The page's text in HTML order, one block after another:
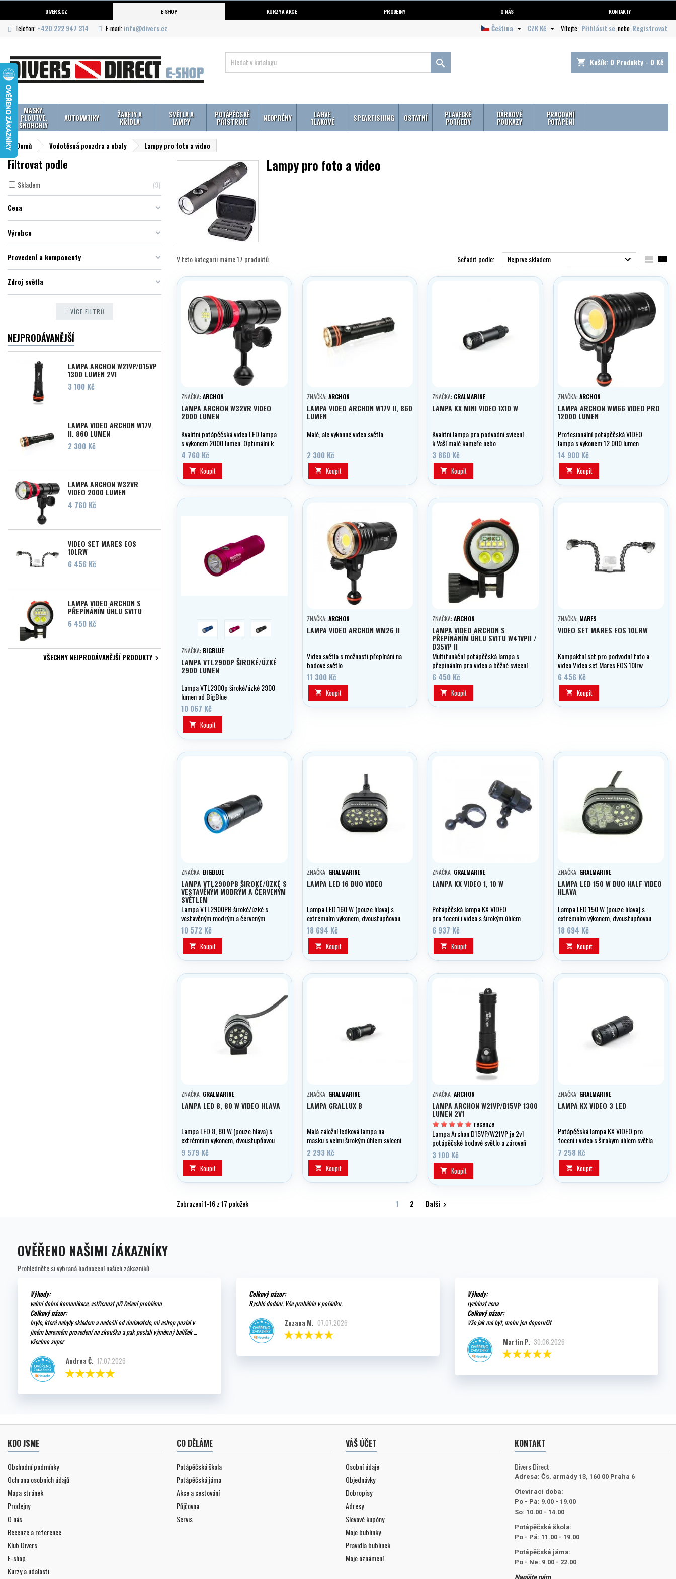
DIVERS.CZ E-SHOP KURZY A AKCE PRODEJNY O NÁS KONTAKTY
Telefon: +420 222 947 314 E-mail: info@divers.cz Vítejte, Přihlásit se nebo Registrovat
CZK Kč 
Čeština 
shopping_cart Košík: 0 Produkty - 0 Kč

MASKY,
PLOUTVE,
ŠNORCHLY
AUTOMATIKY ŽAKETY A
KŘÍDLA
SVĚTLA A
LAMPY
POTÁPĚČSKÉ
PŘÍSTROJE NEOPRÉNY LAHVE
TLAKOVÉ SPEARFISHING OSTATNÍ PLAVECKÉ
POTŘEBY
DÁRKOVÉ
POUKAZY
PRACOVNÍ
POTÁPĚNÍ
Domů Vodotěsná pouzdra a obaly Lampy pro foto a video
Filtrovat podle
Skladem 9
Cena
Výrobce
Provedení a komponenty
Zdroj světla
VÍCE FILTRŮ
NEJPRODÁVANĚJŠÍ
LAMPA ARCHON W21VP/D15VP
1300 LUMEN 2V1
Cena
3 100 Kč
LAMPA VIDEO ARCHON W17V
II, 860 LUMEN
Cena
2 300 Kč
LAMPA ARCHON W32VR
VIDEO 2000 LUMEN
Cena
4 760 Kč
VIDEO SET MARES EOS
10LRW
Cena
6 456 Kč
LAMPA VIDEO ARCHON S
PŘEPÍNÁNÍM ÚHLU SVITU
W41VPII / D35VP II
Cena
6 450 Kč
VŠECHNY NEJPRODÁVANĚJŠÍ PRODUKTY 
Lampy pro foto a video
V této kategorii máme 17 produktů. Seřadit podle: Nejprve skladem   
ZNAČKA: ARCHON
LAMPA ARCHON W32VR VIDEO
2000 LUMEN
Kvalitní potápěčská video LED lampa
s výkonem 2000 lumen. Optimální k
akční kameře nebo kompaktu.
4 760 Kč
 Koupit
ZNAČKA: ARCHON
LAMPA VIDEO ARCHON W17V II, 860
LUMEN
Malé, ale výkonné video světlo
2 300 Kč
 Koupit
ZNAČKA: GRALMARINE
LAMPA KX MINI VIDEO 1X10 W
Kvalitní lampa pro podvodní svícení
k Vaší malé kameře nebo
fotoaparátu.
3 860 Kč
 Koupit
ZNAČKA: ARCHON
LAMPA ARCHON WM66 VIDEO PRO
12000 LUMEN
Profesionální potápěčská VIDEO
lampa s výkonem 12 000 lumen
optimálním úhlem 110 st , napájená
Li-Ion akumulátorem s nabíječkou a
úchyty na ramena YS a kuličku.
14 900 Kč
 Koupit
modrá růžová černá
ZNAČKA: BIGBLUE
LAMPA VTL2900P ŠIROKÉ/ÚZKÉ
2900 LUMEN
Lampa VTL2900p široké/úzké 2900
lumen od BigBlue
10 067 Kč
 Koupit
ZNAČKA: ARCHON
LAMPA VIDEO ARCHON WM26 II
Video světlo s možností přepínání na
bodové světlo
11 300 Kč
 Koupit
ZNAČKA: ARCHON
LAMPA VIDEO ARCHON S
PŘEPÍNÁNÍM ÚHLU SVITU W41VPII /
D35VP II
Multifunkční potápěčská lampa s
přepínáním pro video a běžné svícení
o výkonu 2600 lumen
6 450 Kč
 Koupit
ZNAČKA: MARES
VIDEO SET MARES EOS 10LRW
Kompaktní set pro podvodní foto a
video Video set Mares EOS 10lrw
6 456 Kč
 Koupit
ZNAČKA: BIGBLUE
LAMPA VTL2900PB ŠIROKÉ/ÚZKÉ S
VESTAVĚNÝM MODRÝM A ČERVENÝM
SVĚTLEM
Lampa VTL2900PB široké/úzké s
vestavěným modrým a červeným
světlem od Big Blue
10 572 Kč
 Koupit
ZNAČKA: GRALMARINE
LAMPA LED 16 DUO VIDEO
Lampa LED 160 W (pouze hlava) s
extrémním výkonem, dvoustupňovou
regulací ve verzi VIDEO , parabola
úhel 125 st.
18 694 Kč
 Koupit
ZNAČKA: GRALMARINE
LAMPA KX VIDEO 1, 10 W
Potápěčská lampa KX VIDEO
pro focení i video s širokým úhlem
světla a slušným výkonem 1600
lumen.
6 937 Kč
 Koupit
ZNAČKA: GRALMARINE
LAMPA LED 150 W DUO HALF VIDEO
HLAVA
Lampa LED 150 W (pouze hlava) s
extrémním výkonem, dvoustupňovou
regulací ve verzi VIDEO i SPELEO
18 694 Kč
 Koupit
ZNAČKA: GRALMARINE
LAMPA LED 8, 80 W VIDEO HLAVA
Lampa LED 8, 80 W (pouze hlava) s
extrémním výkonem, dvoustupňovou
regulací ve verzi VIDEO ,parabola
úhel 125 st.
9 579 Kč
 Koupit
ZNAČKA: GRALMARINE
LAMPA GRALLUX B
Malá záložní ledková lampa na
masku s velmi širokým úhlem svícení
až 120°.
2 293 Kč
 Koupit
ZNAČKA: ARCHON
LAMPA ARCHON W21VP/D15VP 1300
LUMEN 2V1
recenze
Lampa Archon D15VP/W21VP je 2v1
potápěčské bodové světlo a zároveň
video světlo.
3 100 Kč
 Koupit
ZNAČKA: GRALMARINE
LAMPA KX VIDEO 3 LED
Potápěčská lampa KX VIDEO pro
focení i video s širokým úhlem světla
a slušným výkonem 3 600 lumen.
7 258 Kč
 Koupit
Zobrazení 1-16 z 17 položek 1 2 Další 
OVĚŘENO NAŠIMI ZÁKAZNÍKY
Prohlédněte si vybraná hodnocení našich zákazníků.
Výhody:
velmi dobrá komunikace, vstřícnost při řešení problému
Celkový názor:
brýle, které nebyly skladem a nedošli od dodavatele, mi eshop poslal v
jiném barevném provedení na zkoušku a pak poslali výměnný balíček ...
všechno super
Andrea Č. 17.07.2026
Celkový názor:
Rychlé dodání. Vše proběhlo v pořádku.
Zuzana M. 07.07.2026
Výhody:
rychlost cena
Celkový názor:
Vše jak má být, mohu jen doporučit
Martin P. 30.06.2026
KDO JSME
Obchodní podmínky
Ochrana osobních údajů
Mapa stránek
Prodejny
O nás
Recenze a reference
Klub Divers
E-shop
Kurzy a udalosti
CO DĚLÁME
Potápěčská škola
Potápěčská jáma
Akce a cestování
Půjčovna
Servis
VÁŠ ÚČET
Osobní údaje
Objednávky
Dobropisy
Adresy
Slevové kupóny
Moje bublinky
Pravidla bublinek
Moje oznámení
KONTAKT
Divers Direct
Adresa: Čs. armády 13, 160 00 Praha 6
Otevírací doba:
Po - Pá: 9.00 - 19.00
So: 10.00 - 14.00
Potápěčská škola:
Po - Pá: 11.00 - 19.00
Potápěčská jáma:
Po - Ne: 9.00 - 22.00
Napište nám